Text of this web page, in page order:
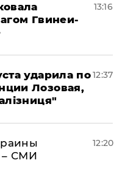
Гвинеи-
13:16
ударила по
Лозовая,
12:37
– СМИ
12:20